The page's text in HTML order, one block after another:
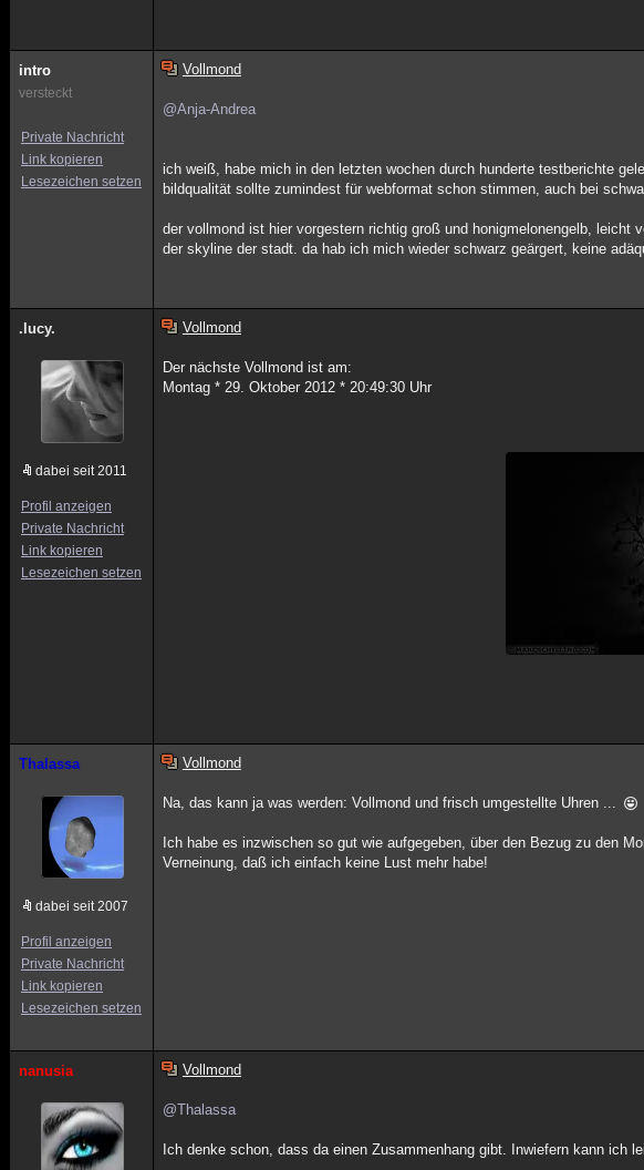
intro
versteckt
Private Nachricht
Link kopieren
Lesezeichen setzen
Vollmond
@Anja-Andrea
ich weiß, habe mich in den letzten wochen durch hunderte testberichte
bildqualität sollte zumindest für webformat schon stimmen, auch bei
der vollmond ist hier vorgestern richtig groß und honigmelonengelb, leicht
der skyline der stadt. da hab ich mich wieder schwarz geärgert, keine
.lucy.
dabei seit 2011
Profil anzeigen
Private Nachricht
Link kopieren
Lesezeichen setzen
Vollmond
Der nächste Vollmond ist am:
Montag * 29. Oktober 2012 * 20:49:30 Uhr
Thalassa
dabei seit 2007
Profil anzeigen
Private Nachricht
Link kopieren
Lesezeichen setzen
Vollmond
Na, das kann ja was werden: Vollmond und frisch umgestellte Uhren ...
Ich habe es inzwischen so gut wie aufgegeben, über den Bezug zu den
Verneinung, daß ich einfach keine Lust mehr habe!
nanusia Vollmond
@Thalassa
Ich denke schon, dass da einen Zusammenhang gibt. Inwiefern kann ich